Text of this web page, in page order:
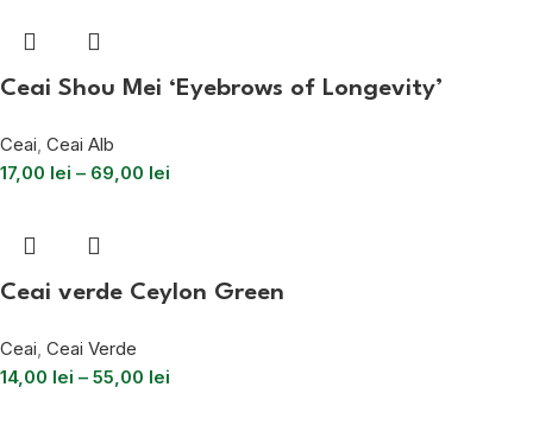
Ceai Shou Mei ‘Eyebrows of Longevity’
Ceai, Ceai Alb
17,00 lei – 69,00 lei
Ceai verde Ceylon Green
Ceai, Ceai Verde
14,00 lei – 55,00 lei